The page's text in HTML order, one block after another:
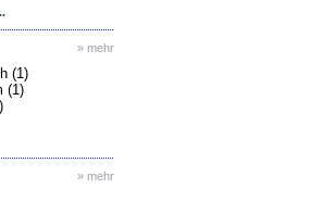
» mehr
(1)
(1)
» mehr